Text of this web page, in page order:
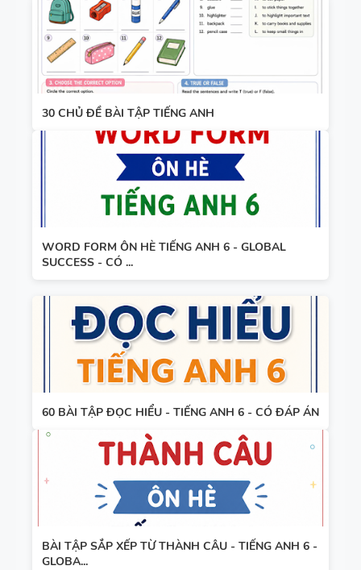
30 CHỦ ĐỀ BÀI TẬP TIẾNG ANH
WORD FORM ÔN HÈ TIẾNG ANH 6 - GLOBAL
SUCCESS - CÓ ...
60 BÀI TẬP ĐỌC HIỂU - TIẾNG ANH 6 - CÓ ĐÁP ÁN
BÀI TẬP SẮP XẾP TỪ THÀNH CÂU - TIẾNG ANH 6 -
GLOBA...